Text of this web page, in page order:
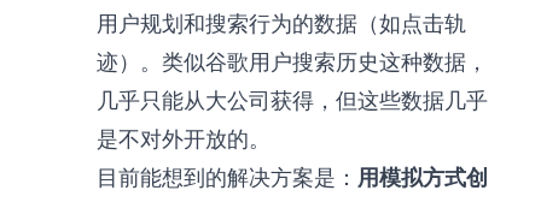
用户规划和搜索行为的数据（如点击轨
迹）。类似谷歌用户搜索历史这种数据，
几乎只能从大公司获得，但这些数据几乎
是不对外开放的。
目前能想到的解决方案是： 用模拟方式创